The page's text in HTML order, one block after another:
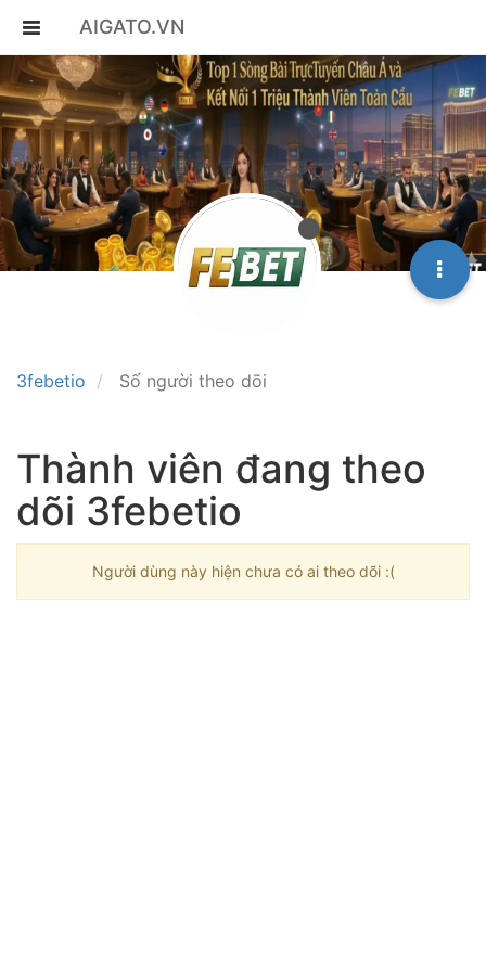
AIGATO.VN
3febetio Số người theo dõi
Thành viên đang theo
dõi 3febetio
Người dùng này hiện chưa có ai theo dõi :(